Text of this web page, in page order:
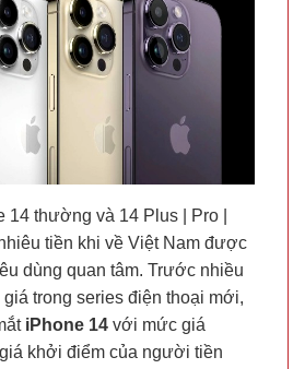
thường và 14 Plus | Pro |
tiền khi về Việt Nam được
dùng quan tâm. Trước nhiều
trong series điện thoại mới,
iPhone 14 với mức giá
khởi điểm của người tiền